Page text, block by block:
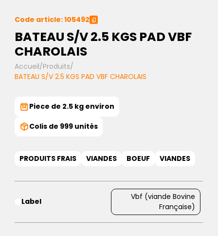
Code article: 105492
BATEAU S/V 2.5 KGS PAD VBF
CHAROLAIS
Accueil/Produits/
BATEAU S/V 2.5 KGS PAD VBF CHAROLAIS
Piece de 2.5 kg environ
Colis de 999 unités
PRODUITS FRAIS VIANDES BOEUF VIANDES
Label
Vbf (viande Bovine
Française)